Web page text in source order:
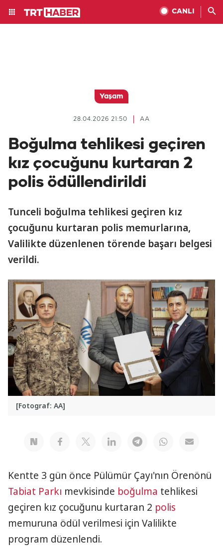
CANLI
Yaşam
AA
28.04.2026 21:50
Boğulma tehlikesi geçiren
kız çocuğunu kurtaran 2
polis ödüllendirildi
Tunceli boğulma tehlikesi geçiren kız
çocuğunu kurtaran polis memurlarına,
Valilikte düzenlenen törende başarı belgesi
verildi.
[Fotograf: AA]
Kentte 3 gün önce Pülümür Çayı'nın Örenönü
Tabiat Parkı mevkisinde boğulma tehlikesi
geçiren kız çocuğunu kurtaran 2 polis
memuruna ödül verilmesi için Valilikte
program düzenlendi.